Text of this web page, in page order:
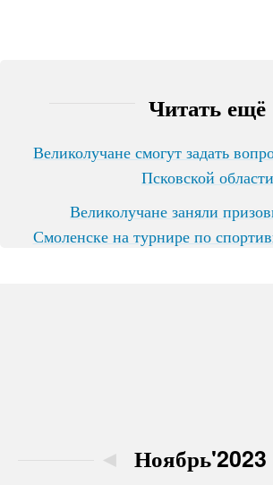
Читать ещё
Великолучане смогут задать
Псковской области
Великолучане заняли
Смоленске на турнире по
◄ Ноябрь'2023